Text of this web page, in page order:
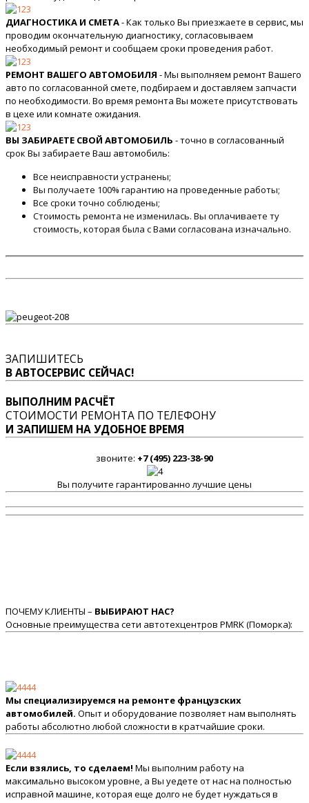
ДИАГНОСТИКА И СМЕТА- Как только Вы приезжаете в сервис, мы
проводим окончательную диагностику, согласовываем
необходимый ремонт и сообщаем сроки проведения работ.
РЕМОНТ ВАШЕГО АВТОМОБИЛЯ - Мы выполняем ремонт Вашего
авто по согласованной смете, подбираем и доставляем запчасти
по необходимости. Во время ремонта Вы можете присутствовать
в цехе или комнате ожидания.
ВЫ ЗАБИРАЕТЕ СВОЙ АВТОМОБИЛЬ - точно в согласованный
срок Вы забираете Ваш автомобиль:
Все неисправности устранены;
Вы получаете 100% гарантию на проведенные работы;
Все сроки точно соблюдены;
Стоимость ремонта не изменилась. Вы оплачиваете ту
стоимость, которая была с Вами согласована изначально.
ЗАПИШИТЕСЬ
В АВТОСЕРВИС СЕЙЧАС!
ВЫПОЛНИМ РАСЧЁТ
СТОИМОСТИ РЕМОНТА ПО ТЕЛЕФОНУ
И ЗАПИШЕМ НА УДОБНОЕ ВРЕМЯ
звоните: +7 (495) 223-38-90
Вы получите гарантированно лучшие цены
ПОЧЕМУ КЛИЕНТЫ – ВЫБИРАЮТ НАС?
Основные преимущества сети автотехцентров PMRK (Поморка):
Мы специализируемся на ремонте французских
автомобилей. Опыт и оборудование позволяет нам выполнять
работы абсолютно любой сложности в кратчайшие сроки.
Если взялись, то сделаем! Мы выполним работу на
максимально высоком уровне, а Вы уедете от нас на полностью
исправной машине, которая еще долго не будет нуждаться в